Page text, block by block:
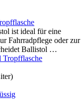
ist ideal für eine
Fahrradpflege oder zur
Ballistol …